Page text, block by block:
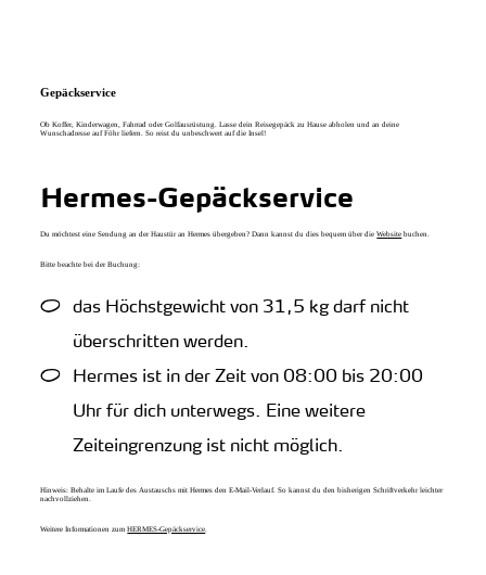
Gepäckservice
Ob Koffer, Kinderwagen, Fahrrad oder Golfausrüstung. Lasse dein Reisegepäck zu Hause abholen und an deine
Wunschadresse auf Föhr liefern. So reist du unbeschwert auf die Insel!
Hermes-Gepäckservice
Du möchtest eine Sendung an der Haustür an Hermes übergeben? Dann kannst du dies bequem über dieWebsite buchen.
Bitte beachte bei der Buchung:
das Höchstgewicht von 31,5 kg darf nicht
überschritten werden.
Hermes ist in der Zeit von 08:00 bis 20:00
Uhr für dich unterwegs. Eine weitere
Zeiteingrenzung ist nicht möglich.
Hinweis: Behalte im Laufe des Austauschs mit Hermes den E-Mail-Verlauf. So kannst du den bisherigen Schriftverkehr leichter
nachvollziehen.
Weitere Informationen zumHERMES-Gepäckservice.